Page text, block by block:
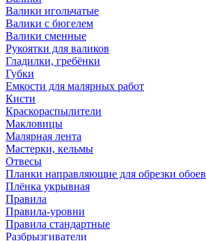
Валики игольчатые
Валики с бюгелем
Валики сменные
Рукоятки для валиков
Гладилки, гребёнки
Губки
Емкости для малярных работ
Кисти
Краскораспылители
Макловицы
Малярная лента
Мастерки, кельмы
Отвесы
Планки направляющие для обрезки обоев
Плёнка укрывная
Правила
Правила-уровни
Правила стандартные
Разбрызгиватели